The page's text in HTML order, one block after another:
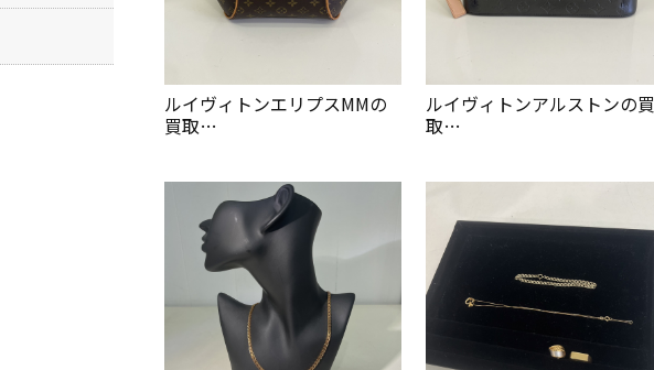
ルイヴィトンエリプスMMの
買取…
ルイヴィトンアルストンの買
取…